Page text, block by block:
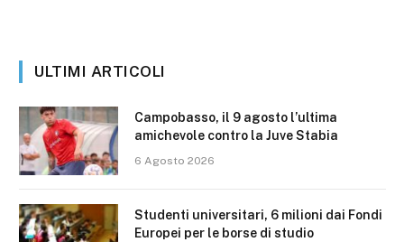
ULTIMI ARTICOLI
Campobasso, il 9 agosto l’ultima
amichevole contro la Juve Stabia
6 Agosto 2026
Studenti universitari, 6 milioni dai Fondi
Europei per le borse di studio